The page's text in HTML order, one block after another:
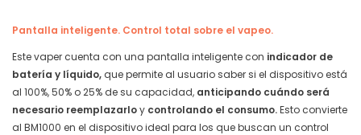
Pantalla inteligente. Control total sobre el vapeo.
Este vaper cuenta con una pantalla inteligente con indicador de
batería y líquido, que permite al usuario saber si el dispositivo está
al 100%, 50% o 25% de su capacidad, anticipando cuándo será
necesario reemplazarloy controlando el consumo.Esto convierte
al BM1000 en el dispositivo ideal para los que buscan un control